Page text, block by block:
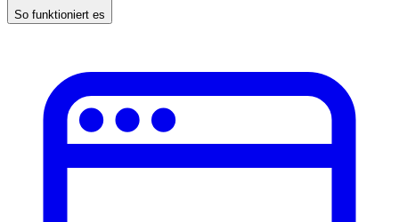
So funktioniert es